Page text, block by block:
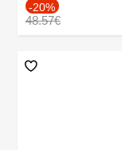
-20%
48.57€